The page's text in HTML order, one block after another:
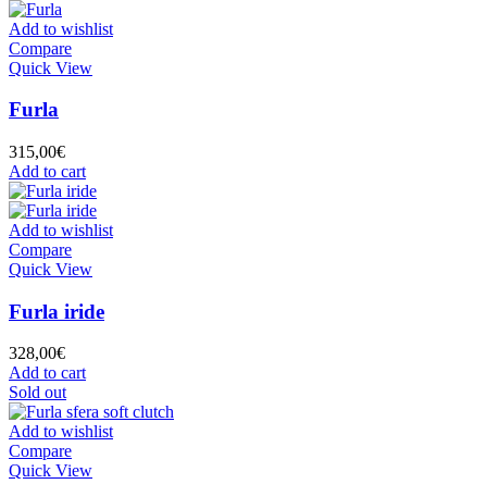
Add to wishlist
Compare
Quick View
Furla
315,00€
Add to cart
Add to wishlist
Compare
Quick View
Furla iride
328,00€
Add to cart
Sold out
Add to wishlist
Compare
Quick View